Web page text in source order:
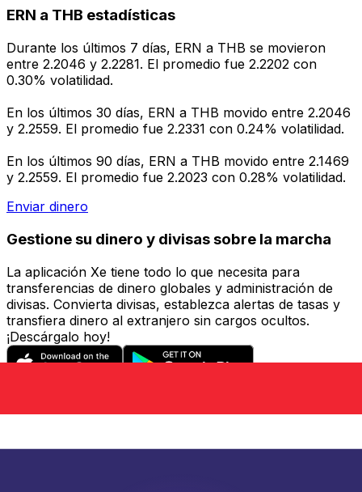
ERN a THB estadísticas
Durante los últimos 7 días, ERN a THB se movieron
entre 2.2046 y 2.2281. El promedio fue 2.2202 con
0.30% volatilidad.
En los últimos 30 días, ERN a THB movido entre 2.2046
y 2.2559. El promedio fue 2.2331 con 0.24% volatilidad.
En los últimos 90 días, ERN a THB movido entre 2.1469
y 2.2559. El promedio fue 2.2023 con 0.28% volatilidad.
Enviar dinero
Gestione su dinero y divisas sobre la marcha
La aplicación Xe tiene todo lo que necesita para
transferencias de dinero globales y administración de
divisas. Convierta divisas, establezca alertas de tasas y
transfiera dinero al extranjero sin cargos ocultos.
¡Descárgalo hoy!